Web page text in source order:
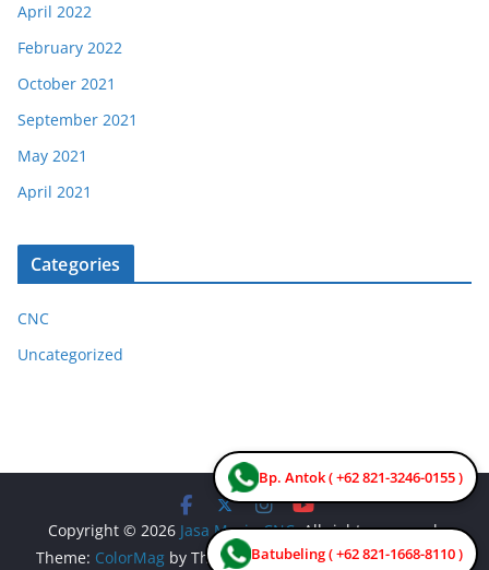
Bp. Antok ( +62 821-3246-0155 )
Batubeling ( +62 821-1668-8110 )
April 2022
February 2022
October 2021
September 2021
May 2021
April 2021
Categories
CNC
Uncategorized
Copyright © 2026 Jasa Mesin CNC. All rights reserved.
Theme: ColorMag by ThemeGrill. Powered byWordPress.